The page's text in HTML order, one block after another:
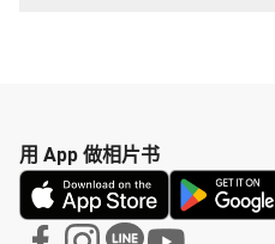
用 App 做相片书